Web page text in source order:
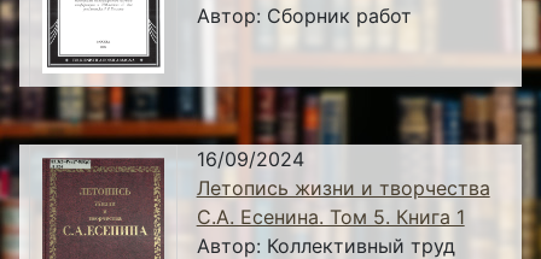
Автор: Сборник работ
16/09/2024
Летопись жизни и творчества
С.А. Есенина. Том 5. Книга 1
Автор: Коллективный труд